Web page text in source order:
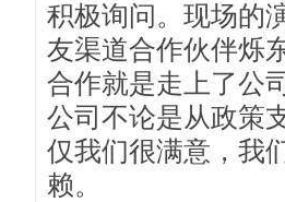
积极询问。现场的
友渠道合作伙伴烁
合作就是走上了公
公司不论是从政策
仅我们很满意，我
赖。